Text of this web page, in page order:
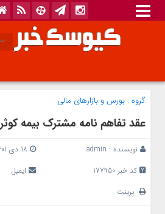
گروه : بورس و بازار‌های مالی
عقد تفاهم نامه مشترک بیمه
نویسنده : admin
کد خبر 177950
ایمیل
پرینت